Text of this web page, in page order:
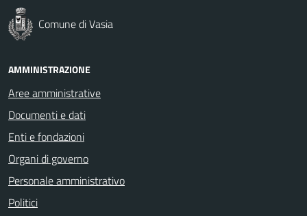
Comune di Vasia
AMMINISTRAZIONE
Aree amministrative
Documenti e dati
Enti e fondazioni
Organi di governo
Personale amministrativo
Politici